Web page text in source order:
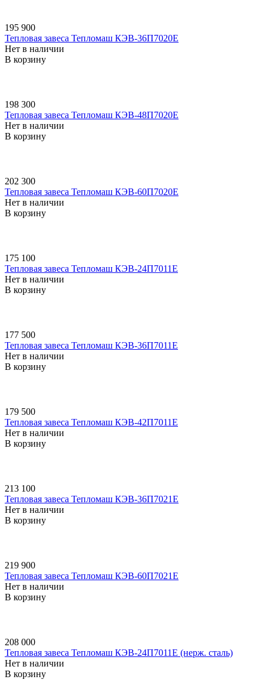
195 900
Тепловая завеса Тепломаш КЭВ-36П7020E
Нет в наличии
В корзину
198 300
Тепловая завеса Тепломаш КЭВ-48П7020E
Нет в наличии
В корзину
202 300
Тепловая завеса Тепломаш КЭВ-60П7020E
Нет в наличии
В корзину
175 100
Тепловая завеса Тепломаш КЭВ-24П7011E
Нет в наличии
В корзину
177 500
Тепловая завеса Тепломаш КЭВ-36П7011E
Нет в наличии
В корзину
179 500
Тепловая завеса Тепломаш КЭВ-42П7011E
Нет в наличии
В корзину
213 100
Тепловая завеса Тепломаш КЭВ-36П7021E
Нет в наличии
В корзину
219 900
Тепловая завеса Тепломаш КЭВ-60П7021E
Нет в наличии
В корзину
208 000
Тепловая завеса Тепломаш КЭВ-24П7011E (нерж. сталь)
Нет в наличии
В корзину